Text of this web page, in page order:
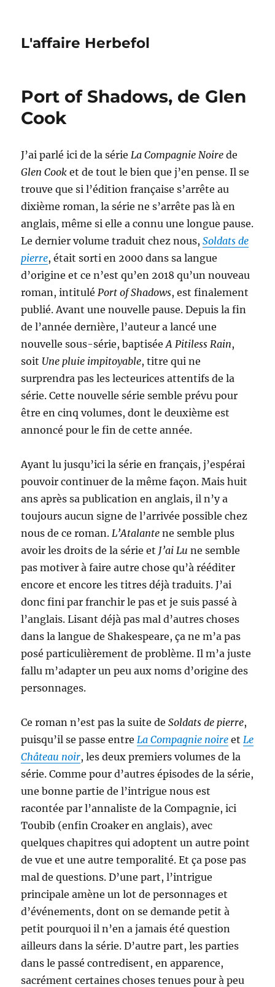
L'affaire Herbefol
Port of Shadows, de Glen
Cook
J’ai parlé ici de la sérieLa Compagnie Noire de
Glen Cook et de tout le bien que j’en pense. Il se
trouve que si l’édition française s’arrête au
dixième roman, la série ne s’arrête pas là en
anglais, même si elle a connu une longue pause.
Le dernier volume traduit chez nous,Soldats de
pierre, était sorti en 2000 dans sa langue
d’origine et ce n’est qu’en 2018 qu’un nouveau
roman, intituléPort of Shadows, est finalement
publié. Avant une nouvelle pause. Depuis la fin
de l’année dernière, l’auteur a lancé une
nouvelle sous-série, baptiséeA Pitiless Rain,
soit Une pluie impitoyable, titre qui ne
surprendra pas les lecteurices attentifs de la
série. Cette nouvelle série semble prévu pour
être en cinq volumes, dont le deuxième est
annoncé pour le fin de cette année.
Ayant lu jusqu’ici la série en français, j’espérai
pouvoir continuer de la même façon. Mais huit
ans après sa publication en anglais, il n’y a
toujours aucun signe de l’arrivée possible chez
nous de ce roman.L’Atalante ne semble plus
avoir les droits de la série et J’ai Lu ne semble
pas motiver à faire autre chose qu’à rééditer
encore et encore les titres déjà traduits. J’ai
donc fini par franchir le pas et je suis passé à
l’anglais. Lisant déjà pas mal d’autres choses
dans la langue de Shakespeare, ça ne m’a pas
posé particulièrement de problème. Il m’a juste
fallu m’adapter un peu aux noms d’origine des
personnages.
Ce roman n’est pas la suite deSoldats de pierre,
puisqu’il se passe entreLa Compagnie noire etLe
Château noir, les deux premiers volumes de la
série. Comme pour d’autres épisodes de la série,
une bonne partie de l’intrigue nous est
racontée par l’annaliste de la Compagnie, ici
Toubib (enfin Croaker en anglais), avec
quelques chapitres qui adoptent un autre point
de vue et une autre temporalité. Et ça pose pas
mal de questions. D’une part, l’intrigue
principale amène un lot de personnages et
d’événements, dont on se demande petit à
petit pourquoi il n’en a jamais été question
ailleurs dans la série. D’autre part, les parties
dans le passé contredisent, en apparence,
sacrément certaines choses tenues pour à peu